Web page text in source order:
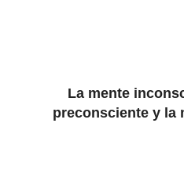
La mente
preconsciente y la